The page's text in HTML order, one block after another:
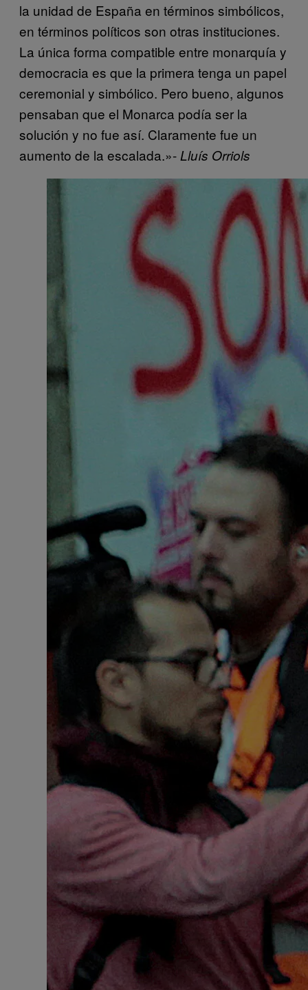
la unidad de España en términos simbólicos,
en términos políticos son otras instituciones.
La única forma compatible entre monarquía y
democracia es que la primera tenga un papel
ceremonial y simbólico. Pero bueno, algunos
pensaban que el Monarca podía ser la
solución y no fue así. Claramente fue un
aumento de la escalada.»-Lluís Orriols